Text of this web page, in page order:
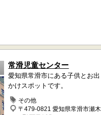
常滑児童センター
愛知県常滑市にある子供とお出
かけスポットです。
その他
〒479-0821 愛知県常滑市瀬木